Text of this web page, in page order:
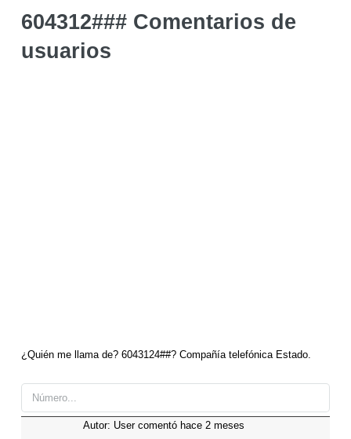
604312### Comentarios de
usuarios
¿Quién me llama de? 6043124##? Compañía telefónica Estado.
Autor: User comentó hace 2 meses